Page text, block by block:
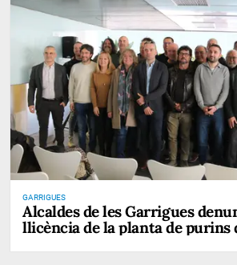
GARRIGUES
Alcaldes de les Garrigues
llicència de la planta de purins